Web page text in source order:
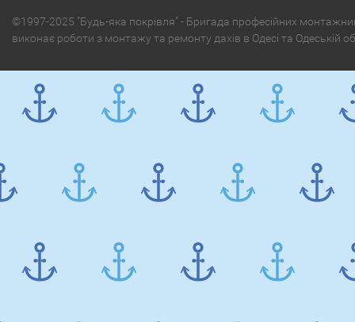
©1997-2025 "Будь-яка покрівля" - Бригада професійних
виконає роботи з монтажу та ремонту дахів в Одесі та Одеській